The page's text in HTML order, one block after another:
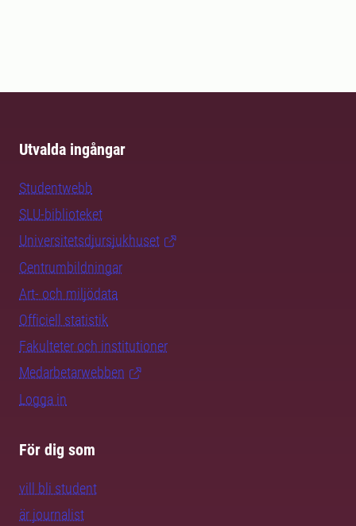
Utvalda ingångar
Studentwebb
SLU-biblioteket
Universitetsdjursjukhuset
Centrumbildningar
Art- och miljödata
Officiell statistik
Fakulteter och institutioner
Medarbetarwebben
Logga in
För dig som
vill bli student
är journalist